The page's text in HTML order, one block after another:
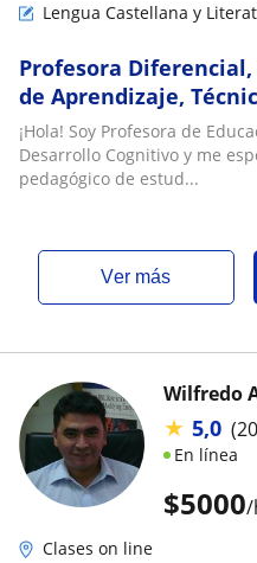
Lengua Castellana y
Profesora
de Aprendizaje,
Refuerzo Escolar
¡Hola! Soy Profesora de
Desarrollo Cognitivo y me
pedagógico de estud...
ver más
$5000/
Wilfredo
★ 5,0
En línea
Clases on line